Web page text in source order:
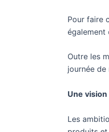
Pour faire
également
Outre les
journée
Une
Les